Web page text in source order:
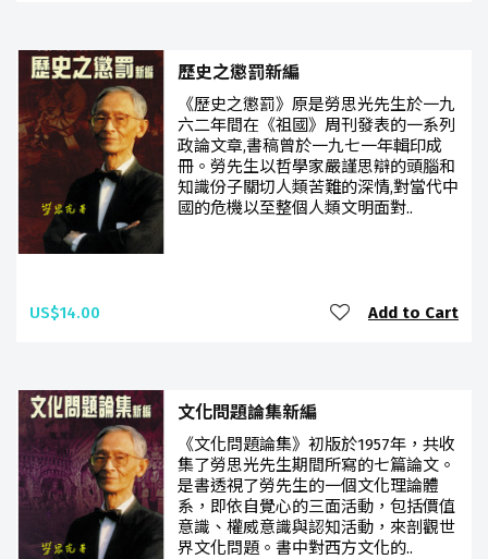
歷史之懲罰新編
《歷史之懲罰》原是勞思光先生於一九
六二年間在《祖國》周刊發表的一系列
政論文章,書稿曾於一九七一年輯印成
冊。勞先生以哲學家嚴謹思辯的頭腦和
知識份子關切人類苦難的深情,對當代中
國的危機以至整個人類文明面對..
US$14.00 Add to Cart
文化問題論集新編
《文化問題論集》初版於1957年，共收
集了勞思光先生期間所寫的七篇論文。
是書透視了勞先生的一個文化理論體
系，即依自覺心的三面活動，包括價值
意識、權威意識與認知活動，來剖觀世
界文化問題。書中對西方文化的..